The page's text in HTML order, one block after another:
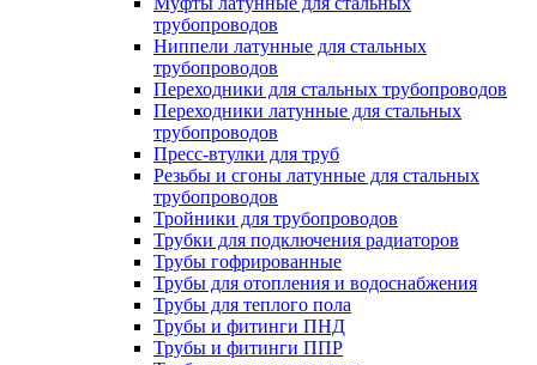
трубопроводов
Ниппели латунные для стальных
трубопроводов
Переходники для стальных трубопроводов
Переходники латунные для стальных
трубопроводов
Пресс-втулки для труб
Резьбы и сгоны латунные для стальных
трубопроводов
Тройники для трубопроводов
Трубки для подключения радиаторов
Трубы гофрированные
Трубы для отопления и водоснабжения
Трубы для теплого пола
Трубы и фитинги ПНД
Трубы и фитинги ППР